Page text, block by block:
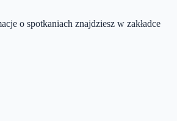
o spotkaniach znajdziesz w zakładce